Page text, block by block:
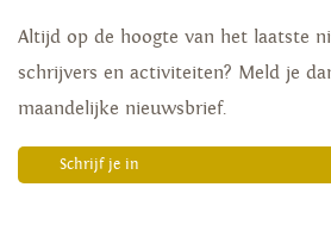
Altijd op de hoogte van het laatste
schrijvers en activiteiten? Meld je
maandelijke nieuwsbrief.
Schrijf je in